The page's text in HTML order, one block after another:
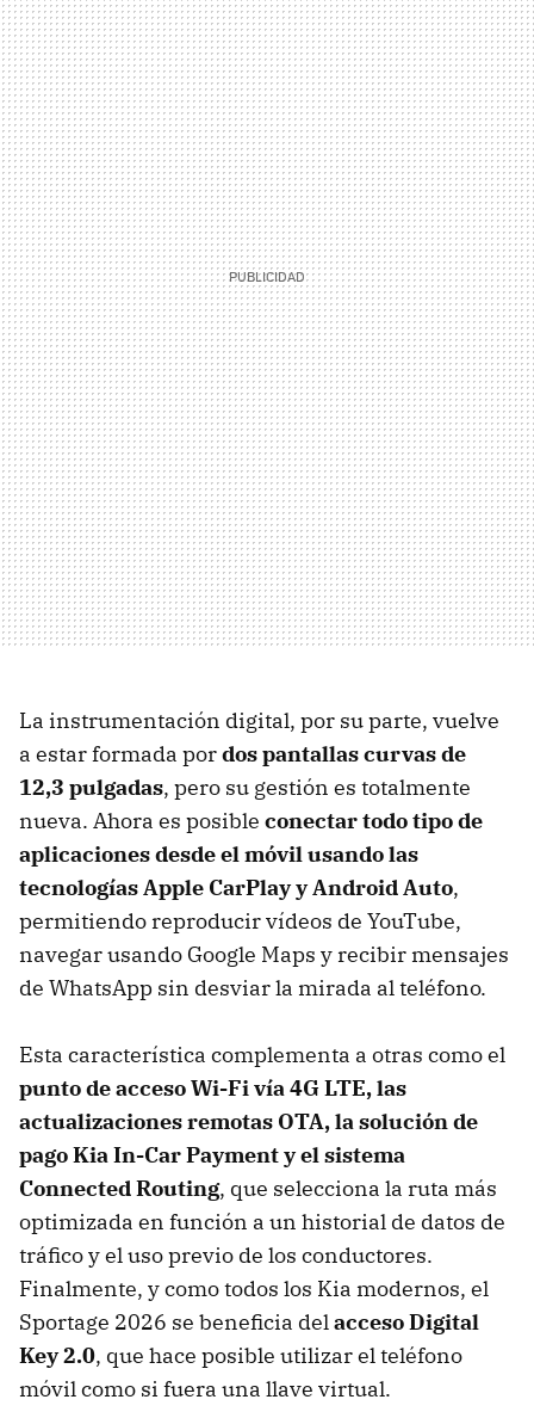
La instrumentación digital, por su parte, vuelve
a estar formada pordos pantallas curvas de
12,3 pulgadas, pero su gestión es totalmente
nueva. Ahora es posible conectar todo tipo de
aplicaciones desde el móvil usando las
tecnologías Apple CarPlay y Android Auto,
permitiendo reproducir vídeos de YouTube,
navegar usando Google Maps y recibir mensajes
de WhatsApp sin desviar la mirada al teléfono.
Esta característica complementa a otras como el
punto de acceso Wi-Fi vía 4G LTE, las
actualizaciones remotas OTA, la solución de
pago Kia In-Car Payment y el sistema
Connected Routing, que selecciona la ruta más
optimizada en función a un historial de datos de
tráfico y el uso previo de los conductores.
Finalmente, y como todos los Kia modernos, el
Sportage 2026 se beneficia delacceso Digital
Key 2.0, que hace posible utilizar el teléfono
móvil como si fuera una llave virtual.